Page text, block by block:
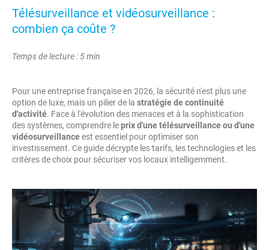
Télésurveillance et vidéosurveillance :
combien ça coûte ?
Temps de lecture : 5 min
Pour une entreprise française en 2026, la sécurité n'est plus une
option de luxe, mais un pilier de la stratégie de continuité
d'activité. Face à l'évolution des menaces et à la sophistication
des systèmes, comprendre leprix d'une télésurveillance ou d'une
vidéosurveillanceest essentiel pour optimiser son
investissement. Ce guide décrypte les tarifs, les technologies et les
critères de choix pour sécuriser vos locaux intelligemment.